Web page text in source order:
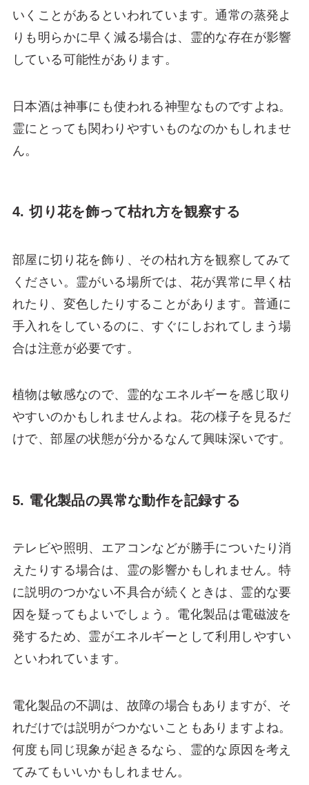
いくことがあるといわれています。通常の蒸発よ
りも明らかに早く減る場合は、霊的な存在が影響
している可能性があります。
日本酒は神事にも使われる神聖なものですよね。
霊にとっても関わりやすいものなのかもしれませ
ん。
4. 切り花を飾って枯れ方を観察する
部屋に切り花を飾り、その枯れ方を観察してみて
ください。霊がいる場所では、花が異常に早く枯
れたり、変色したりすることがあります。普通に
手入れをしているのに、すぐにしおれてしまう場
合は注意が必要です。
植物は敏感なので、霊的なエネルギーを感じ取り
やすいのかもしれませんよね。花の様子を見るだ
けで、部屋の状態が分かるなんて興味深いです。
5. 電化製品の異常な動作を記録する
テレビや照明、エアコンなどが勝手についたり消
えたりする場合は、霊の影響かもしれません。特
に説明のつかない不具合が続くときは、霊的な要
因を疑ってもよいでしょう。電化製品は電磁波を
発するため、霊がエネルギーとして利用しやすい
といわれています。
電化製品の不調は、故障の場合もありますが、そ
れだけでは説明がつかないこともありますよね。
何度も同じ現象が起きるなら、霊的な原因を考え
てみてもいいかもしれません。